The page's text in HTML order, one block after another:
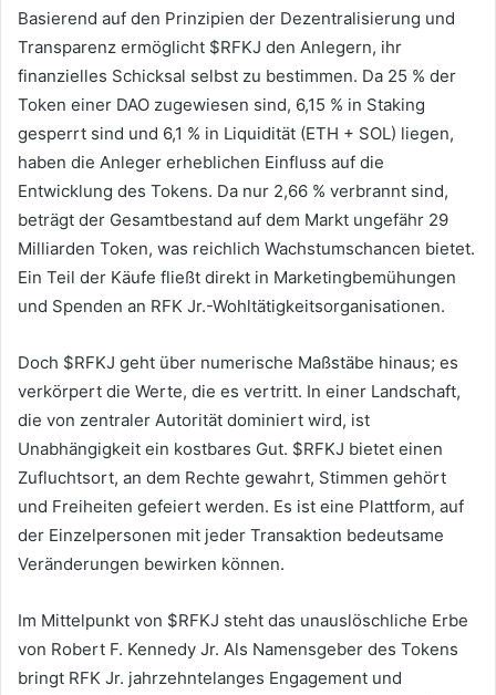
Basierend auf den Prinzipien der Dezentralisierung und
Transparenz ermöglicht $RFKJ den Anlegern, ihr
finanzielles Schicksal selbst zu bestimmen. Da 25 % der
Token einer DAO zugewiesen sind, 6,15 % in Staking
gesperrt sind und 6,1 % in Liquidität (ETH + SOL) liegen,
haben die Anleger erheblichen Einfluss auf die
Entwicklung des Tokens. Da nur 2,66 % verbrannt sind,
beträgt der Gesamtbestand auf dem Markt ungefähr 29
Milliarden Token, was reichlich Wachstumschancen bietet.
Ein Teil der Käufe fließt direkt in Marketingbemühungen
und Spenden an RFK Jr.-Wohltätigkeitsorganisationen.
Doch $RFKJ geht über numerische Maßstäbe hinaus; es
verkörpert die Werte, die es vertritt. In einer Landschaft,
die von zentraler Autorität dominiert wird, ist
Unabhängigkeit ein kostbares Gut. $RFKJ bietet einen
Zufluchtsort, an dem Rechte gewahrt, Stimmen gehört
und Freiheiten gefeiert werden. Es ist eine Plattform, auf
der Einzelpersonen mit jeder Transaktion bedeutsame
Veränderungen bewirken können.
Im Mittelpunkt von $RFKJ steht das unauslöschliche Erbe
von Robert F. Kennedy Jr. Als Namensgeber des Tokens
bringt RFK Jr. jahrzehntelanges Engagement und